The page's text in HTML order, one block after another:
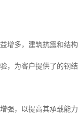
增多，建筑抗震和结
，为客户提供了的钢
强，以提高其承载能